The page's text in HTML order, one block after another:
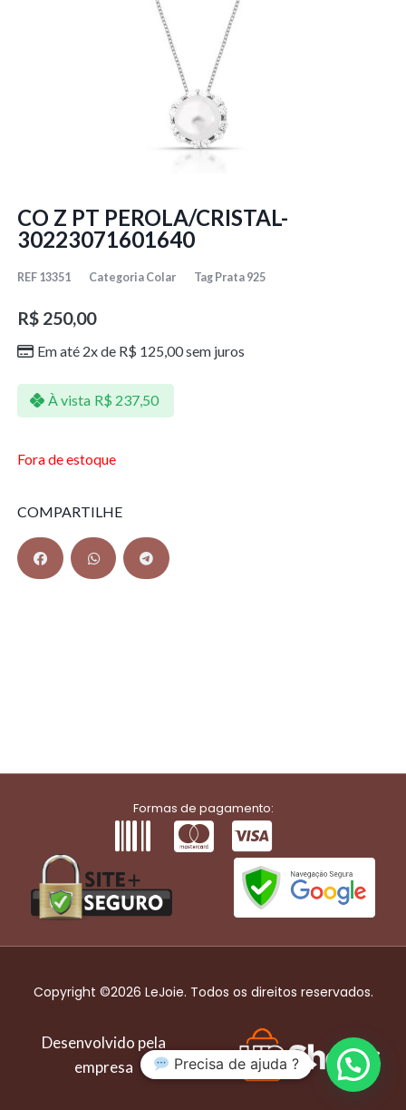
CO Z PT PEROLA/CRISTAL-
30223071601640
REF 13351 Categoria Colar Tag Prata 925
R$250,00
Em até 2x de R$ 125,00sem juros
À vista R$ 237,50
Fora de estoque
COMPARTILHE
Formas de pagamento:
Copyright ©2026 LeJoie. Todos os direitos reservados.
Desenvolvido pela
empresa
Precisa de ajuda ?